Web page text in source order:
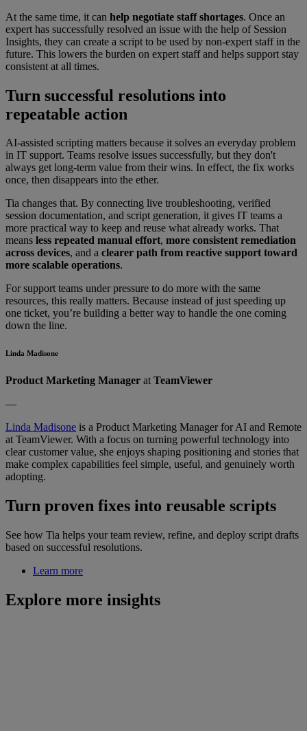
At the same time, it can help negotiate staff shortages. Once an
expert has successfully resolved an issue with the help of Session
Insights, they can create a script to be used by non-expert staff in the
future. This lowers the burden on expert staff and helps support stay
consistent at all times.
Turn successful resolutions into
repeatable action
AI-assisted scripting matters because it solves an everyday problem
in IT support. Teams resolve issues successfully, but they don't
always get long-term value from their wins. In effect, the fix works
once, then disappears into the ether.
Tia changes that. By connecting live troubleshooting, verified
session documentation, and script generation, it gives IT teams a
more practical way to keep and reuse what already works. That
means less repeated manual effort, more consistent remediation
across devices, and a clearer path from reactive support toward
more scalable operations.
For support teams under pressure to do more with the same
resources, this really matters. Because instead of just speeding up
one ticket, you’re building a better way to handle the one coming
down the line.
Linda Madisone
Product Marketing Manager atTeamViewer
—
Linda Madisone is a Product Marketing Manager for AI and Remote
at TeamViewer. With a focus on turning powerful technology into
clear customer value, she enjoys shaping positioning and stories that
make complex capabilities feel simple, useful, and genuinely worth
adopting.
Turn proven fixes into reusable scripts
See how Tia helps your team review, refine, and deploy script drafts
based on successful resolutions.
Learn more
Explore more insights